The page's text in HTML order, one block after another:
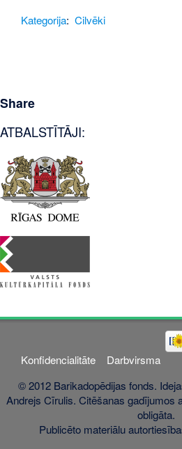
Kategorija: Cilvēki
Share
ATBALSTĪTĀJI:
Konfidencialitāte
Darbvirsma
© 2012 Barikadopēdijas fonds.
Andrejs Cīrulis. Citēšanas gadījumos
obligāta.
Publicēto materiālu